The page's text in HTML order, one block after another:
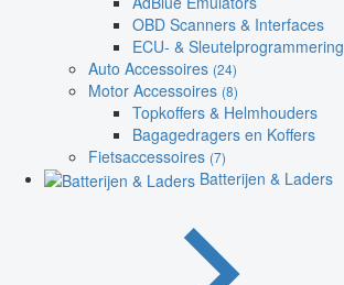
OBD Scanners & Interfaces
ECU- & Sleutelprogrammering
Auto Accessoires (24)
Motor Accessoires (8)
Topkoffers & Helmhouders
Bagagedragers en Koffers
Fietsaccessoires (7)
Batterijen & Laders